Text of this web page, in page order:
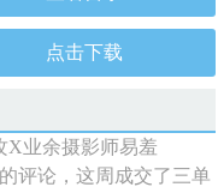
点击下载
业余摄影师易羞
评论，这周成交了三单